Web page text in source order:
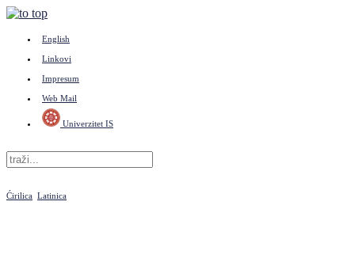
English
Linkovi
Impresum
Web Mail
Univerzitet IS
Ćirilica Latinica